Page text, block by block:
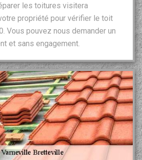
les toitures visitera
propriété pour vérifier le toit
Vous pouvez nous demander un
et sans engagement.